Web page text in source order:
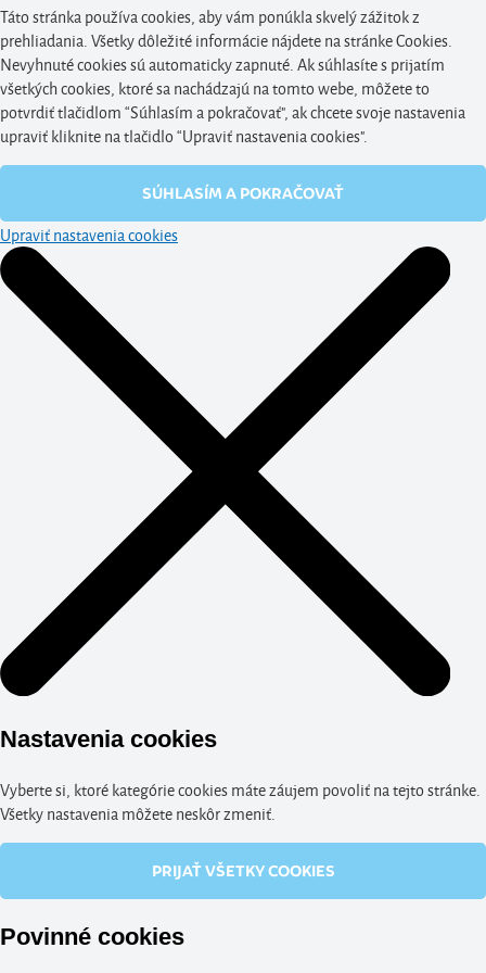
Táto stránka používa cookies, aby vám ponúkla skvelý zážitok z
prehliadania. Všetky dôležité informácie nájdete na stránke Cookies.
Nevyhnuté cookies sú automaticky zapnuté. Ak súhlasíte s prijatím
všetkých cookies, ktoré sa nachádzajú na tomto webe, môžete to
potvrdiť tlačidlom “Súhlasím a pokračovať", ak chcete svoje nastavenia
upraviť kliknite na tlačidlo “Upraviť nastavenia cookies".
SÚHLASÍM A POKRAČOVAŤ
Upraviť nastavenia cookies
Nastavenia cookies
Vyberte si, ktoré kategórie cookies máte záujem povoliť na tejto stránke.
Všetky nastavenia môžete neskôr zmeniť.
PRIJAŤ VŠETKY COOKIES
Povinné cookies